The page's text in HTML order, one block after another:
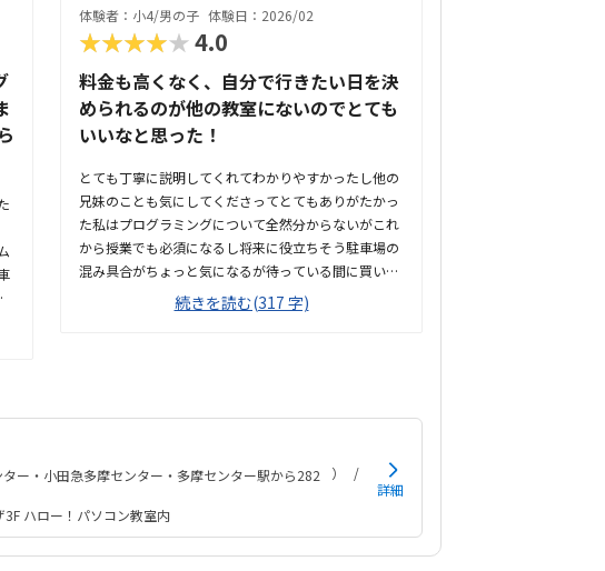
体験者：小4/男の子 体験日：2026/02
★★★★★4.0
料金も高くなく、自分で行きたい日を決
められるのが他の教室にないのでとても
いいなと思った！
とても丁寧に説明してくれてわかりやすかったし他の
兄妹のことも気にしてくださってとてもありがたかっ
た私はプログラミングについて全然分からないがこれ
から授業でも必須になるし将来に役立ちそう駐車場の
混み具合がちょっと気になるが待っている間に買い物
なども出来るのはとても良いとてもキレイな環境で一
人一人個室でないけどパーテーションがあるのも安心
なかった！
続きを読む(317 字)
ー・小田急多摩センター・多摩センター駅から282
）
ハロー！パソコン教室内
詳細